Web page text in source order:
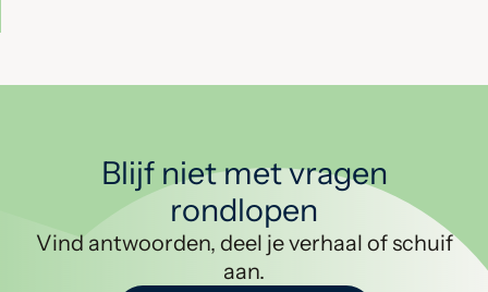
Blijf niet met vragen
rondlopen
Vind antwoorden, deel je verhaal of schuif
aan.